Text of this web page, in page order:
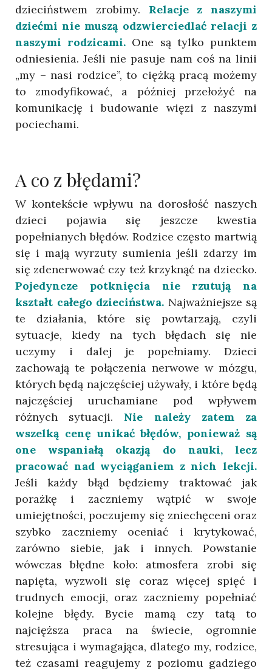
dzieciństwem zrobimy. Relacje z naszymi
dziećmi nie muszą odzwierciedlać relacji z
naszymi rodzicami. One są tylko punktem
odniesienia. Jeśli nie pasuje nam coś na linii
„my – nasi rodzice”, to ciężką pracą możemy
to zmodyfikować, a później przełożyć na
komunikację i budowanie więzi z naszymi
pociechami.
A co z błędami?
W kontekście wpływu na dorosłość naszych
dzieci pojawia się jeszcze kwestia
popełnianych błędów. Rodzice często martwią
się i mają wyrzuty sumienia jeśli zdarzy im
się zdenerwować czy też krzyknąć na dziecko.
Pojedyncze potknięcia nie rzutują na
kształt całego dzieciństwa. Najważniejsze są
te działania, które się powtarzają, czyli
sytuacje, kiedy na tych błędach się nie
uczymy i dalej je popełniamy. Dzieci
zachowają te połączenia nerwowe w mózgu,
których będą najczęściej używały, i które będą
najczęściej uruchamiane pod wpływem
różnych sytuacji. Nie należy zatem za
wszelką cenę unikać błędów, ponieważ są
one wspaniałą okazją do nauki, lecz
pracować nad wyciąganiem z nich lekcji.
Jeśli każdy błąd będziemy traktować jak
porażkę i zaczniemy wątpić w swoje
umiejętności, poczujemy się zniechęceni oraz
szybko zaczniemy oceniać i krytykować,
zarówno siebie, jak i innych. Powstanie
wówczas błędne koło: atmosfera zrobi się
napięta, wyzwoli się coraz więcej spięć i
trudnych emocji, oraz zaczniemy popełniać
kolejne błędy. Bycie mamą czy tatą to
najcięższa praca na świecie, ogromnie
stresująca i wymagająca, dlatego my, rodzice,
też czasami reagujemy z poziomu gadziego